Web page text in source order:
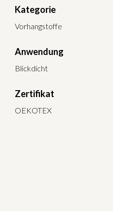
Kategorie
Vorhangstoffe
Anwendung
Blickdicht
Zertifikat
OEKOTEX